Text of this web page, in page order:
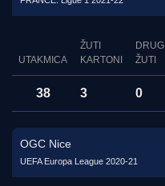
UTAKMICA
ŽUTI
KARTONI
DRUGI
ŽUTI
38 3 0
OGC Nice
UEFA Europa League 2020-21